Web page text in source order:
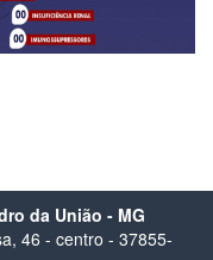
da União - MG
46 - centro - 37855-